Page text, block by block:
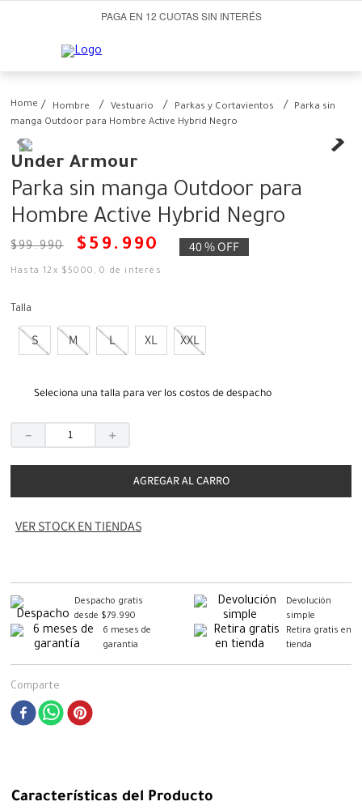
PAGA EN 12 CUOTAS SIN INTERÉS
Hombre Vestuario Parkas y Cortavientos
Parka sin
manga Outdoor para Hombre Active Hybrid Negro
Under Armour
Parka sin manga Outdoor para
Hombre Active Hybrid Negro
$99.990 $ 59 . 990 40 %OFF
Hasta12 x $ 5000 ,0 de interés
Talla
S M L XL XXL
Seleciona una talla para ver los costos de despacho
＋
－
AGREGAR AL CARRO
VER STOCK EN TIENDAS
Despacho gratis
desde $79.990
Devolución
simple
6 meses de
garantía
Retira gratis en
tienda
Comparte
Características del Producto